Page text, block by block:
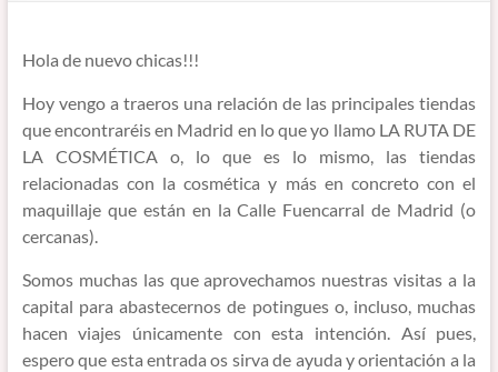
Bellypainting.
Hola de nuevo chicas!!!
Hoy vengo a traeros una relación de las principales tiendas
que encontraréis en Madrid en lo que yo llamo LA RUTA DE
LA COSMÉTICA o, lo que es lo mismo, las tiendas
relacionadas con la cosmética y más en concreto con el
maquillaje que están en la Calle Fuencarral de Madrid (o
cercanas).
Somos muchas las que aprovechamos nuestras visitas a la
capital para abastecernos de potingues o, incluso, muchas
hacen viajes únicamente con esta intención. Así pues,
espero que esta entrada os sirva de ayuda y orientación a la